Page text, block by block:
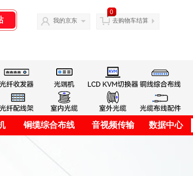
我的京东
0
去购物车结算
铜缆综合布线 音视频传输 数据中心